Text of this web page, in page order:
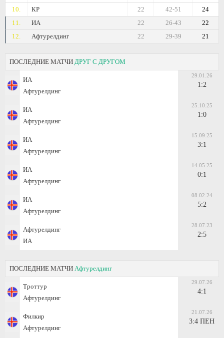
10.
КР 24
42-51
22
11.
ИА 22
26-43
22
12.
Афтурелдинг 21
29-39
22
ПОСЛЕДНИЕ МАТЧИ ДРУГ С ДРУГОМ
ИА
Афтурелдинг
29.01.26
1:2
ИА
Афтурелдинг
25.10.25
1:0
ИА
Афтурелдинг
15.09.25
3:1
ИА
Афтурелдинг
14.05.25
0:1
ИА
Афтурелдинг
08.02.24
5:2
Афтурелдинг
ИА
28.07.23
2:5
ПОСЛЕДНИЕ МАТЧИ Афтурелдинг
Троттур
Афтурелдинг
29.07.26
4:1
Филкир
Афтурелдинг
21.07.26
3:4 ПЕН